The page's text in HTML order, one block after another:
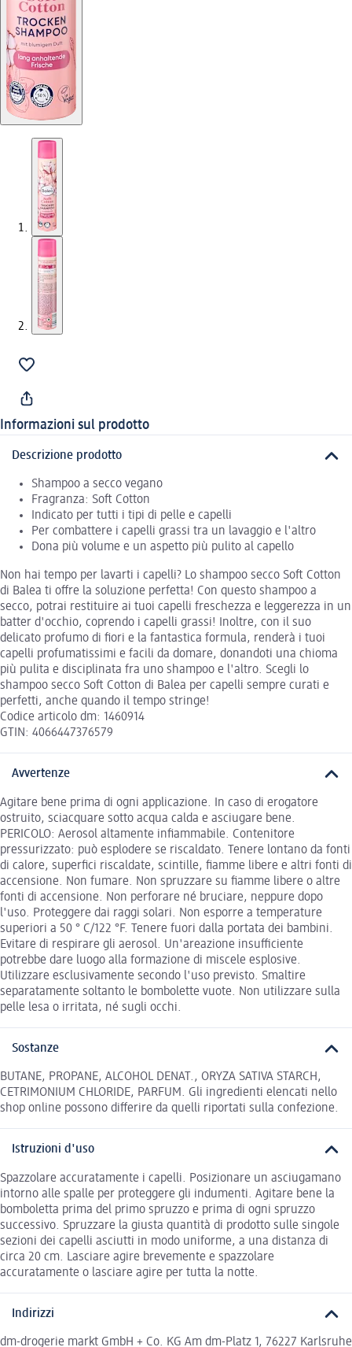
Informazioni sul prodotto
Descrizione prodotto
Shampoo a secco vegano
Fragranza: Soft Cotton
Indicato per tutti i tipi di pelle e capelli
Per combattere i capelli grassi tra un lavaggio e l'altro
Dona più volume e un aspetto più pulito al capello
Non hai tempo per lavarti i capelli? Lo shampoo secco Soft Cotton
di Balea ti offre la soluzione perfetta! Con questo shampoo a
secco, potrai restituire ai tuoi capelli freschezza e leggerezza in un
batter d'occhio, coprendo i capelli grassi! Inoltre, con il suo
delicato profumo di fiori e la fantastica formula, renderà i tuoi
capelli profumatissimi e facili da domare, donandoti una chioma
più pulita e disciplinata fra uno shampoo e l'altro. Scegli lo
shampoo secco Soft Cotton di Balea per capelli sempre curati e
perfetti, anche quando il tempo stringe!
Codice articolo dm: 1460914
GTIN: 4066447376579
Avvertenze
Agitare bene prima di ogni applicazione. In caso di erogatore
ostruito, sciacquare sotto acqua calda e asciugare bene.
PERICOLO: Aerosol altamente infiammabile. Contenitore
pressurizzato: può esplodere se riscaldato. Tenere lontano da fonti
di calore, superfici riscaldate, scintille, fiamme libere e altri fonti di
accensione. Non fumare. Non spruzzare su fiamme libere o altre
fonti di accensione. Non perforare né bruciare, neppure dopo
l'uso. Proteggere dai raggi solari. Non esporre a temperature
superiori a 50 ° C/122 °F. Tenere fuori dalla portata dei bambini.
Evitare di respirare gli aerosol. Un'areazione insufficiente
potrebbe dare luogo alla formazione di miscele esplosive.
Utilizzare esclusivamente secondo l'uso previsto. Smaltire
separatamente soltanto le bombolette vuote. Non utilizzare sulla
pelle lesa o irritata, né sugli occhi.
Sostanze
BUTANE, PROPANE, ALCOHOL DENAT., ORYZA SATIVA STARCH,
CETRIMONIUM CHLORIDE, PARFUM. Gli ingredienti elencati nello
shop online possono differire da quelli riportati sulla confezione.
Istruzioni d'uso
Spazzolare accuratamente i capelli. Posizionare un asciugamano
intorno alle spalle per proteggere gli indumenti. Agitare bene la
bomboletta prima del primo spruzzo e prima di ogni spruzzo
successivo. Spruzzare la giusta quantità di prodotto sulle singole
sezioni dei capelli asciutti in modo uniforme, a una distanza di
circa 20 cm. Lasciare agire brevemente e spazzolare
accuratamente o lasciare agire per tutta la notte.
Indirizzi
dm-drogerie markt GmbH + Co. KG Am dm-Platz 1, 76227 Karlsruhe